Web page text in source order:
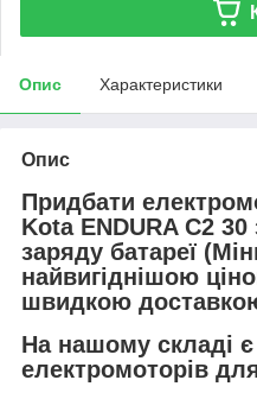
Опис Характеристики
Опис
Придбати
Kota ENDURA C2 30
заряду батареї
найвигіднішою
швидкою
На нашому складі
електромоторів